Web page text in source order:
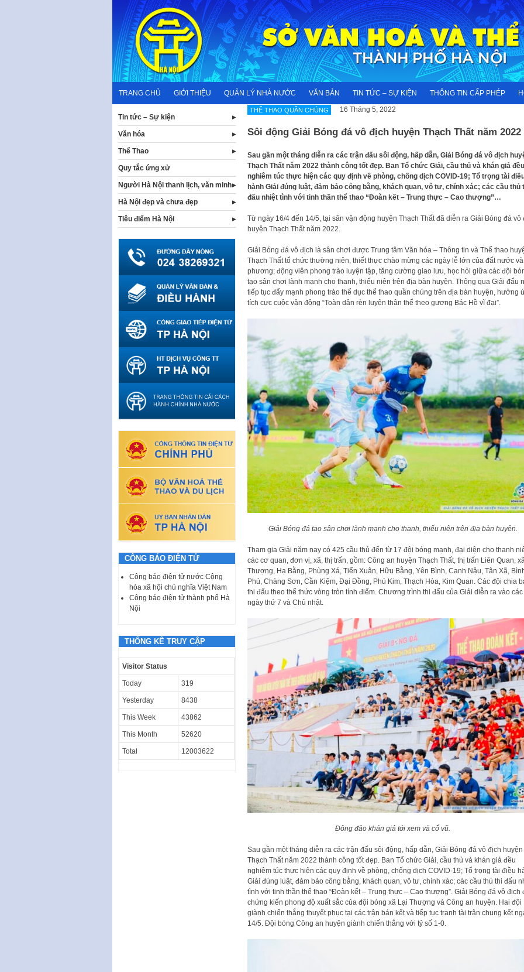
content
TRANG CHỦ GIỚI THIỆU QUẢN LÝ NHÀ NƯỚC VĂN BẢN TIN TỨC – SỰ KIỆN THÔNG TIN CẤP PHÉP
THỂ THAO QUẦN CHÚNG 16 Tháng 5, 2022
Sôi động Giải Bóng đá vô địch huyện Thạch Thất năm 2022
Sau gần một tháng diễn ra các trận đấu sôi động, hấp dẫn, Giải Bóng đá vô địch
Thạch Thất năm 2022 thành công tốt đẹp. Ban Tổ chức Giải, cầu thủ và khán giả đều
nghiêm túc thực hiện các quy định về phòng, chống dịch COVID-19; Tổ trọng tài
hành Giải đúng luật, đảm bảo công bằng, khách quan, vô tư, chính xác; các cầu thủ
đấu nhiệt tình với tinh thần thể thao “Đoàn kết – Trung thực – Cao thượng”…
Từ ngày 16/4 đến 14/5, tại sân vận động huyện Thạch Thất đã diễn ra Giải Bóng đá vô
huyện Thạch Thất năm 2022.
Giải Bóng đá vô địch là sân chơi được Trung tâm Văn hóa – Thông tin và Thể thao
Thạch Thất tổ chức thường niên, thiết thực chào mừng các ngày lễ lớn của đất nước
phương; động viên phong trào luyện tập, tăng cường giao lưu, học hỏi giữa các đội
tạo sân chơi lành mạnh cho thanh, thiếu niên trên địa bàn huyện. Thông qua Giải đấu
tiếp tục đẩy mạnh phong trào thể dục thể thao quần chúng trên địa bàn huyện, hưởng
tích cực cuộc vận động “Toàn dân rèn luyện thân thể theo gương Bác Hồ vĩ đại”.
Giải Bóng đá tạo sân chơi lành mạnh cho thanh, thiếu niên trên địa bàn huyện.
Tham gia Giải năm nay có 425 cầu thủ đến từ 17 đội bóng mạnh, đại diện cho thanh
các cơ quan, đơn vị, xã, thị trấn, gồm: Công an huyện Thạch Thất, thị trấn Liên Quan,
Thượng, Hạ Bằng, Phùng Xá, Tiến Xuân, Hữu Bằng, Yên Bình, Canh Nậu, Tân Xã,
Phú, Chàng Sơn, Cần Kiệm, Đại Đồng, Phú Kim, Thạch Hòa, Kim Quan. Các đội chia
thi đấu theo thể thức vòng tròn tính điểm. Chương trình thi đấu của Giải diễn ra vào các
ngày thứ 7 và Chủ nhật.
Đông đảo khán giả tới xem và cổ vũ.
Sau gần một tháng diễn ra các trận đấu sôi động, hấp dẫn, Giải Bóng đá vô địch huyện
Thạch Thất năm 2022 thành công tốt đẹp. Ban Tổ chức Giải, cầu thủ và khán giả đều
nghiêm túc thực hiện các quy định về phòng, chống dịch COVID-19; Tổ trọng tài điều
Giải đúng luật, đảm bảo công bằng, khách quan, vô tư, chính xác; các cầu thủ thi đấu
tình với tinh thần thể thao “Đoàn kết – Trung thực – Cao thượng”. Giải Bóng đá vô địch
chứng kiến phong độ xuất sắc của đội bóng xã Lại Thượng và Công an huyện. Hai đội
giành chiến thắng thuyết phục tại các trận bán kết và tiếp tục tranh tài trận chung kết
14/5. Đội bóng Công an huyện giành chiến thắng với tỷ số 1-0.
Tin tức – Sự kiện
Văn hóa
Thể Thao
Quy tắc ứng xử
Người Hà Nội thanh lịch, văn minh
Hà Nội đẹp và chưa đẹp
Tiêu điểm Hà Nội
CÔNG BÁO ĐIỆN TỬ
Công báo điện tử nước Cộng
hòa xã hội chủ nghĩa Việt Nam
Công báo điện tử thành phố Hà
Nội
THỐNG KÊ TRUY CẬP
Visitor Status
Today 319
Yesterday 8438
This Week 43862
This Month 52620
Total 12003622